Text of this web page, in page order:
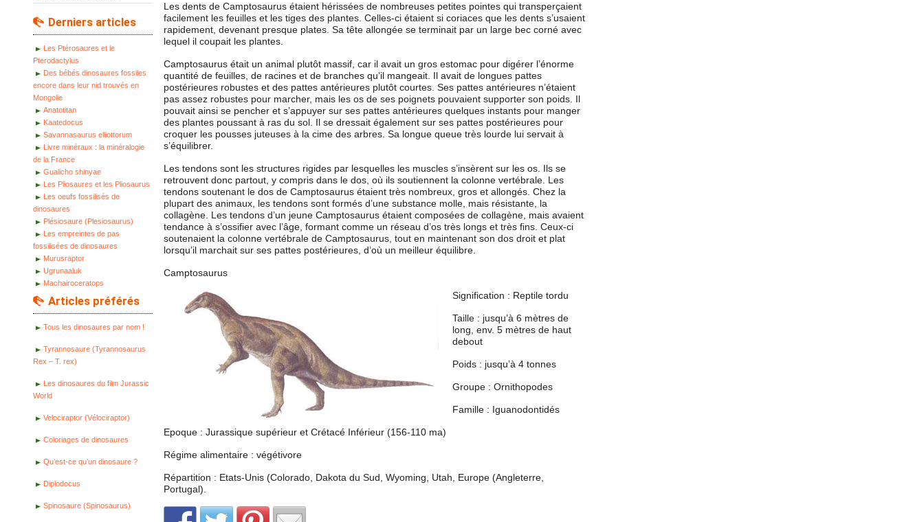
Derniers articles
Les Ptérosaures et le
Pterodactylus
Des bébés dinosaures fossiles
encore dans leur nid trouvés en
Mongolie
Anatotitan
Kaatedocus
Savannasaurus elliottorum
Livre minéraux : la minéralogie
de la France
Gualicho shinyae
Les Pliosaures et les Pliosaurus
Les oeufs fossilisés de
dinosaures
Plésiosaure (Plesiosaurus)
Les empreintes de pas
fossilisées de dinosaures
Murusraptor
Ugrunaaluk
Machairoceratops
Articles préférés
Tous les dinosaures par nom !
Tyrannosaure (Tyrannosaurus
Rex – T. rex)
Les dinosaures du film Jurassic
World
Velociraptor (Vélociraptor)
Coloriages de dinosaures
Qu’est-ce qu’un dinosaure ?
Diplodocus
Spinosaure (Spinosaurus)
Les dents de Camptosaurus étaient hérissées de nombreuses petites pointes qui transperçaient
facilement les feuilles et les tiges des plantes. Celles-ci étaient si coriaces que les dents s’usaient
rapidement, devenant presque plates. Sa tête allongée se terminait par un large bec corné avec
lequel il coupait les plantes.
Camptosaurus était un animal plutôt massif, car il avait un gros estomac pour digérer l’énorme
quantité de feuilles, de racines et de branches qu’il mangeait. Il avait de longues pattes
postérieures robustes et des pattes antérieures plutôt courtes. Ses pattes antérieures n’étaient
pas assez robustes pour marcher, mais les os de ses poignets pouvaient supporter son poids. Il
pouvait ainsi se pencher et s’appuyer sur ses pattes antérieures quelques instants pour manger
des plantes poussant à ras du sol. Il se dressait également sur ses pattes postérieures pour
croquer les pousses juteuses à la cime des arbres. Sa longue queue très lourde lui servait à
s’équilibrer.
Les tendons sont les structures rigides par lesquelles les muscles s’insèrent sur les os. Ils se
retrouvent donc partout, y compris dans le dos, où ils soutiennent la colonne vertébrale. Les
tendons soutenant le dos de Camptosaurus étaient très nombreux, gros et allongés. Chez la
plupart des animaux, les tendons sont formés d’une substance molle, mais résistante, la
collagène. Les tendons d’un jeune Camptosaurus étaient composées de collagène, mais avaient
tendance à s’ossifier avec l’âge, formant comme un réseau d’os très longs et très fins. Ceux-ci
soutenaient la colonne vertébrale de Camptosaurus, tout en maintenant son dos droit et plat
lorsqu’il marchait sur ses pattes postérieures, d’où un meilleur équilibre.
Camptosaurus
Signification : Reptile tordu
Taille : jusqu’à 6 mètres de
long, env. 5 mètres de haut
debout
Poids : jusqu’à 4 tonnes
Groupe : Ornithopodes
Famille : Iguanodontidés
Epoque : Jurassique supérieur et Crétacé Inférieur (156-110 ma)
Régime alimentaire : végétivore
Répartition : Etats-Unis (Colorado, Dakota du Sud, Wyoming, Utah, Europe (Angleterre,
Portugal).